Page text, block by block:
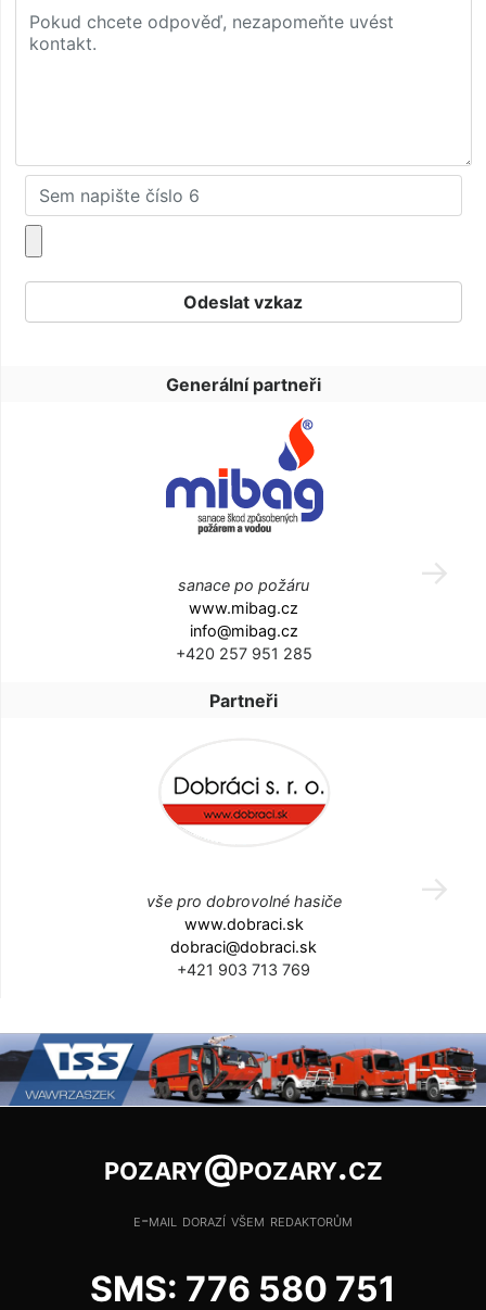
Generální partneři
sanace po požáru
www.mibag.cz
info@mibag.cz
+420 257 951 285
Partneři
vše pro dobrovolné hasiče
www.dobraci.sk
dobraci@dobraci.sk
+421 903 713 769
pozary@pozary.cz
e-mail dorazí všem redaktorům
SMS: 776 580 751